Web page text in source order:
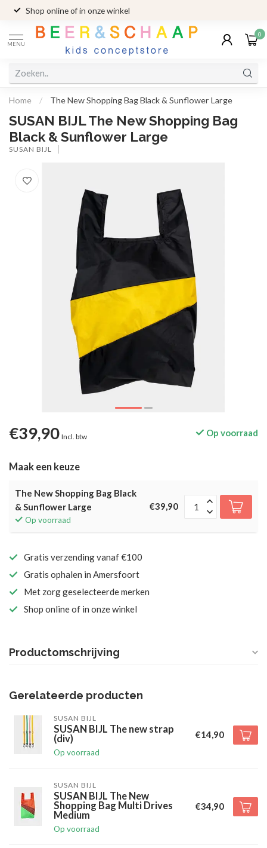
Shop online of in onze winkel
MENU
0
Home / The New Shopping Bag Black & Sunflower Large
SUSAN BIJL The New Shopping Bag
Black & Sunflower Large
SUSAN BIJL
€39,90 Incl. btw Op voorraad
Maak een keuze
The New Shopping Bag Black
& Sunflower Large
Op voorraad
€39,90
Gratis verzending vanaf €100
Gratis ophalen in Amersfoort
Met zorg geselecteerde merken
Shop online of in onze winkel
Productomschrijving
Gerelateerde producten
SUSAN BIJL
SUSAN BIJL The new strap
(div)
Op voorraad
€14,90
SUSAN BIJL
SUSAN BIJL The New
Shopping Bag Multi Drives
Medium
Op voorraad
€34,90